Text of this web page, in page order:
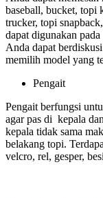
baseball, bucket, topi
trucker, topi
dapat digunakan
Anda dapat
memilih model yang
Pengait
Pengait berfungsi
agar pas di kepala
kepala tidak sama
belakang topi.
velcro, rel, gesper,